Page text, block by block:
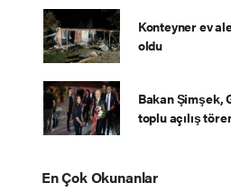
Konteyner ev
oldu
Bakan Şimşek,
toplu açılış
En Çok Okunanlar